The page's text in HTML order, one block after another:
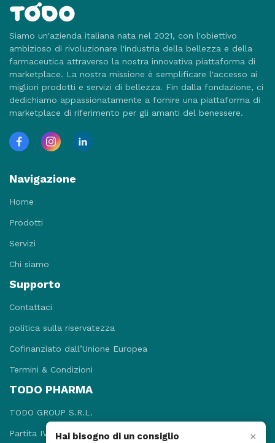
Hai bisogno di un consiglio
×
Siamo un'azienda italiana nata nel 2021, con l'obiettivo
ambizioso di rivoluzionare l'industria della bellezza e della
farmaceutica attraverso la nostra innovativa piattaforma di
marketplace. La nostra missione è semplificare l'accesso ai
migliori prodotti e servizi di bellezza. Fin dalla fondazione, ci
dedichiamo appassionatamente a fornire una piattaforma di
marketplace di riferimento per gli amanti del benessere.
Navigazione
Home
Prodotti
Servizi
Chi siamo
Supporto
Contattaci
politica sulla riservatezza
Cofinanziato dall’Unione Europea
Termini & Condizioni
TODO PHARMA
TODO GROUP S.R.L.
Partita IVA: 09781131215